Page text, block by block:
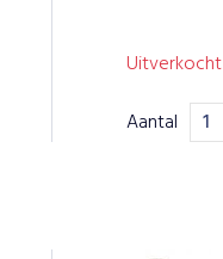
Uitverkocht
Aantal